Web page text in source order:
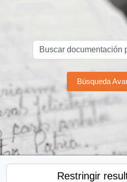
Búsqueda
Restringir